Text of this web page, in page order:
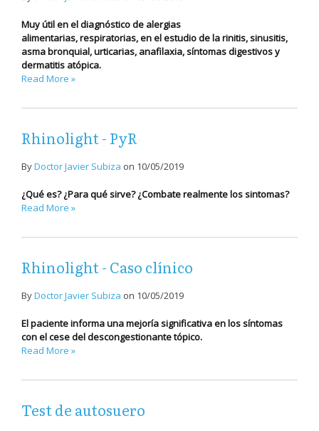
Muy útil en el diagnóstico de alergias
alimentarias, respiratorias, en el estudio de la rinitis, sinusitis,
asma bronquial, urticarias, anafilaxia, síntomas digestivos y
dermatitis atópica.
Read More »
Rhinolight - PyR
ByDoctor Javier Subiza on 10/05/2019
¿Qué es? ¿Para qué sirve? ¿Combate realmente los sintomas?
Read More »
Rhinolight - Caso clínico
ByDoctor Javier Subiza on 10/05/2019
El paciente informa una mejoría significativa en los síntomas
con el cese del descongestionante tópico.
Read More »
Test de autosuero